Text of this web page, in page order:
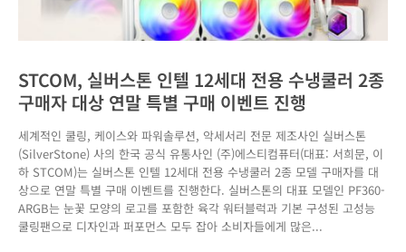
STCOM, 실버스톤 인텔 12세대 전용 수냉쿨러 2종
구매자 대상 연말 특별 구매 이벤트 진행
세계적인 쿨링, 케이스와 파워솔루션, 악세서리 전문 제조사인 실버스톤
(SilverStone) 사의 한국 공식 유통사인 (주)에스티컴퓨터(대표: 서희문, 이
하 STCOM)는 실버스톤 인텔 12세대 전용 수냉쿨러 2종 모델 구매자를 대
상으로 연말 특별 구매 이벤트를 진행한다. 실버스톤의 대표 모델인 PF360-
ARGB는 눈꽃 모양의 로고를 포함한 육각 워터블럭과 기본 구성된 고성능
쿨링팬으로 디자인과 퍼포먼스 모두 잡아 소비자들에게 많은...